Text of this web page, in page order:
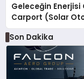
Geleceğin Enerjisi
Carport (Solar
Son Dakika